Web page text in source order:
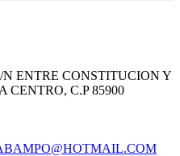
ENTRE CONSTITUCION Y
CENTRO, C.P 85900